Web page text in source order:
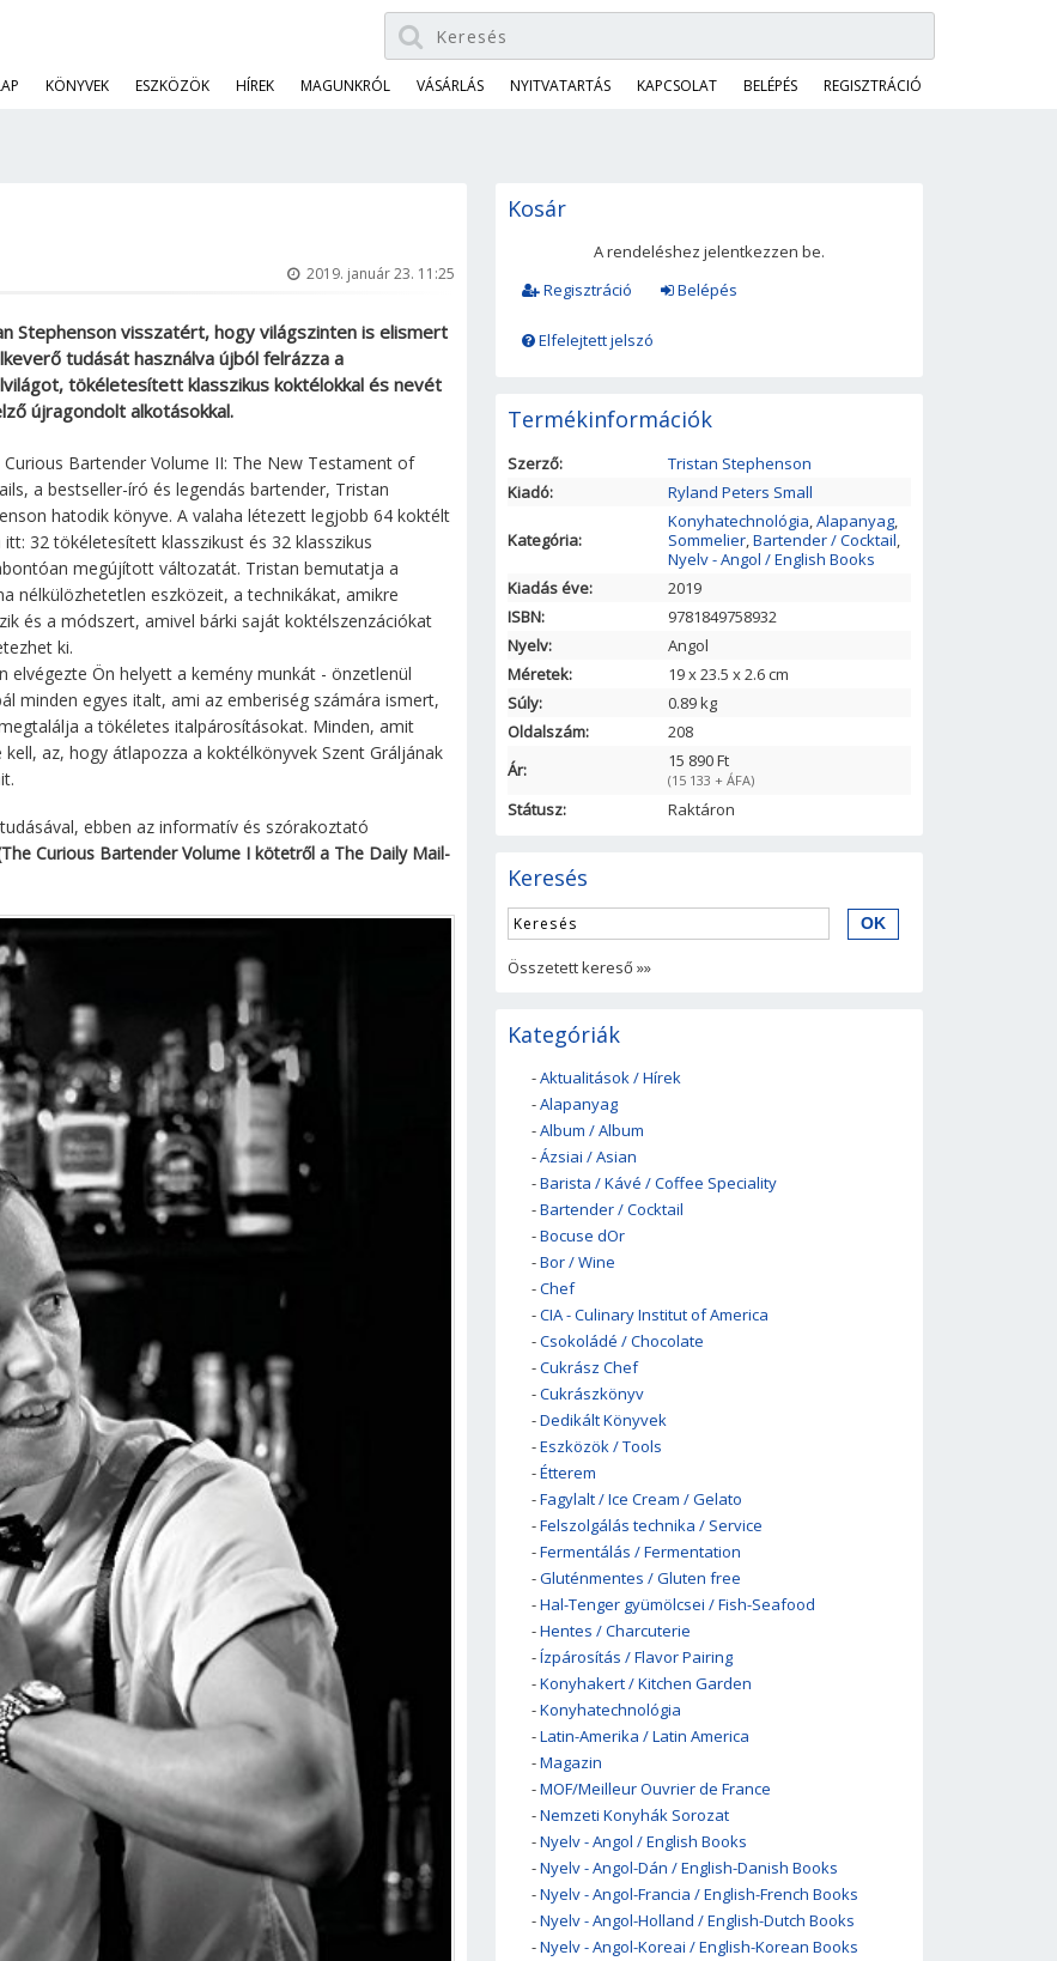
KÖNYVEK ESZKÖZÖK HÍREK MAGUNKRÓL VÁSÁRLÁS NYITVATARTÁS KAPCSOLAT BELÉPÉS REGISZTRÁCIÓ
2019. január 23. 11:25
Stephenson visszatért, hogy világszinten is elismert
tudását használva újból felrázza a
tökéletesített klasszikus koktélokkal és nevét
újragondolt alkotásokkal.
Curious Bartender Volume II: The New Testament of
a bestseller-író és legendás bartender, Tristan
hatodik könyve. A valaha létezett legjobb 64 koktélt
itt: 32 tökéletesített klasszikust és 32 klasszikus
megújított változatát. Tristan bemutatja a
nélkülözhetetlen eszközeit, a technikákat, amikre
és a módszert, amivel bárki saját koktélszenzációkat
ki.
elvégezte Ön helyett a kemény munkát - önzetlenül
minden egyes italt, ami az emberiség számára ismert,
a tökéletes italpárosításokat. Minden, amit
kell, az, hogy átlapozza a koktélkönyvek Szent Gráljának
ebben az informatív és szórakoztató
Curious Bartender Volume I kötetről a The Daily Mail-
Kosár
A rendeléshez jelentkezzen be.
Regisztráció
Belépés
Elfelejtett jelszó
Termékinformációk
Szerző:
Tristan Stephenson
Kiadó:
Ryland Peters Small
Kategória:
Konyhatechnológia,Alapanyag,
Sommelier,Bartender / Cocktail,
Nyelv - Angol / English Books
Kiadás éve:
2019
ISBN:
9781849758932
Nyelv:
Angol
Méretek:
19x23.5 x2.6cm
Súly:
0.89 kg
Oldalszám:
208
Ár:
15 890 Ft
(15 133 + ÁFA)
Státusz: Raktáron
Keresés
Összetett kereső »»
Kategóriák
-Aktualitások / Hírek
-Alapanyag
-Album / Album
-Ázsiai / Asian
-Barista / Kávé / Coffee Speciality
-Bartender / Cocktail
-Bocuse dOr
-Bor / Wine
-Chef
-CIA - Culinary Institut of America
-Csokoládé / Chocolate
-Cukrász Chef
-Cukrászkönyv
-Dedikált Könyvek
-Eszközök / Tools
-Étterem
-Fagylalt / Ice Cream / Gelato
-Felszolgálás technika / Service
-Fermentálás / Fermentation
-Gluténmentes / Gluten free
-Hal-Tenger gyümölcsei / Fish-Seafood
-Hentes / Charcuterie
-Ízpárosítás / Flavor Pairing
-Konyhakert / Kitchen Garden
-Konyhatechnológia
-Latin-Amerika / Latin America
-Magazin
-MOF/Meilleur Ouvrier de France
-Nemzeti Konyhák Sorozat
-Nyelv - Angol / English Books
-Nyelv - Angol-Dán / English-Danish Books
-Nyelv - Angol-Francia / English-French Books
-Nyelv - Angol-Holland / English-Dutch Books
-Nyelv - Angol-Koreai / English-Korean Books